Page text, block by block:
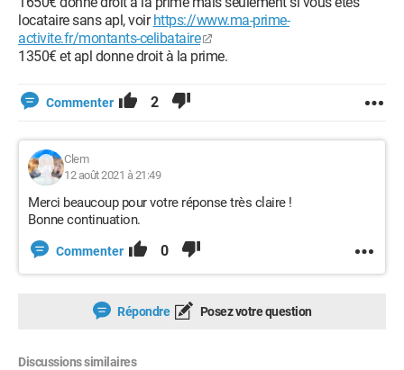
locataire sans apl, voirhttps://www.ma-prime-
activite.fr/montants-celibataire
1350€ et apl donne droit à la prime.
Commenter 2
Clem
12 août 2021 à 21:49
Merci beaucoup pour votre réponse très claire !
Bonne continuation.
Commenter 0
Répondre Posez votre question
Discussions similaires